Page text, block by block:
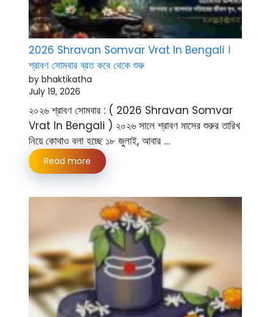
2026 Shravan Somvar Vrat In Bengali ।
শ্রাবণ সোমবার ব্রত কবে থেকে শুরু
by bhaktikatha
July 19, 2026
২০২৬ শ্রাবণ সোমবার : ( 2026 Shravan Somvar
Vrat In Bengali ) ২০২৬ সালে শ্রাবণ মাসের শুরুর তারিখ
নিয়ে কোথাও বলা হচ্ছে ১৮ জুলাই, আবার …
Read more